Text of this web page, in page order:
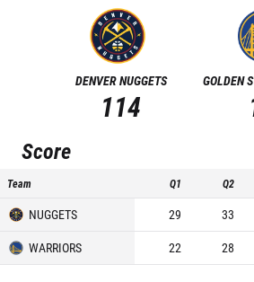
DENVER NUGGETS
114
GOLDEN
Score
Team Q1 Q2
NUGGETS 29 33
WARRIORS
22 28